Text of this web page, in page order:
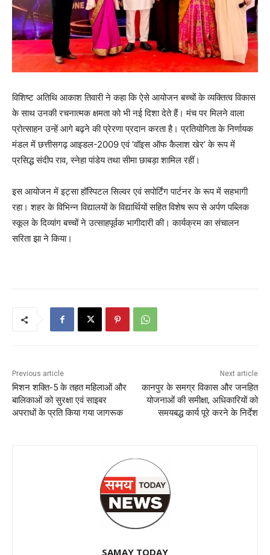
विशिष्ट अतिथि आकाश तिवारी ने कहा कि ऐसे आयोजन बच्चों के व्यक्तित्व विकास
के साथ उनकी रचनात्मक क्षमता को भी नई दिशा देते हैं। मंच पर मिलने वाला
प्रोत्साहन उन्हें आगे बढ़ने की प्रेरणा प्रदान करता है। प्रतियोगिता के निर्णायक
मंडल में छत्तीसगढ़ आइडल-2009 एवं ‘वॉइस ऑफ कैलाश खेर’ के रूप में
प्रसिद्ध संदीप राव, स्नेहा पांडेय तथा सीमा छाबड़ा शामिल रहीं।
इस आयोजन में इट्सा हॉस्पिटल सिल्वर एवं सपोर्टिंग पार्टनर के रूप में सहभागी
रहा। शहर के विभिन्न विद्यालयों के विद्यार्थियों सहित विशेष रूप से अर्पण पब्लिक
स्कूल के दिव्यांग बच्चों ने उत्साहपूर्वक भागीदारी की। कार्यक्रम का संचालन
सरिता झा ने किया।
Previous article
मिशन शक्ति-5 के तहत महिलाओं और
बालिकाओं को सुरक्षा एवं साइबर
अपराधों के प्रति किया गया जागरूक
Next article
कानपुर के समग्र विकास और जनहित
योजनाओं की समीक्षा, अधिकारियों को
समयबद्ध कार्य पूरे करने के निर्देश
SAMAY TODAY